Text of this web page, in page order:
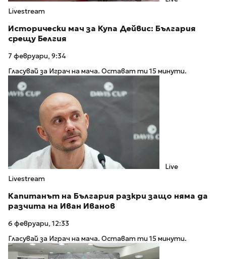
Livestream
Исторически мач за Купа Дейвис: България
срещу Белгия
7 февруари, 9:34
Гласувай за Играч на мача. Остават ти 15 минути.
Live
Livestream
Капитанът на България разкри защо няма да
разчита на Иван Иванов
6 февруари, 12:33
Гласувай за Играч на мача. Остават ти 15 минути.